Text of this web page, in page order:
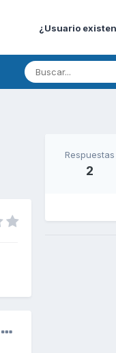
¿Usuario
Respuestas
2